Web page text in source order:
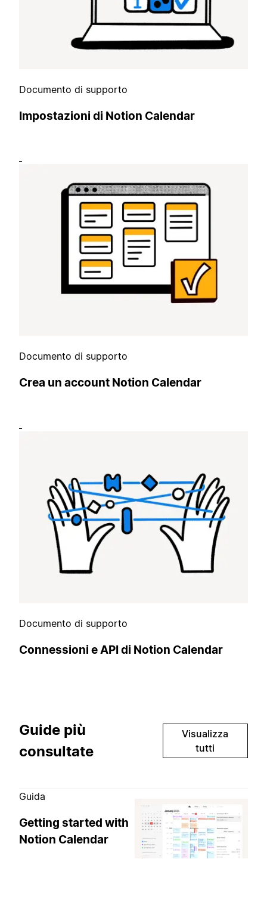
Documento di supporto
Impostazioni di Notion Calendar
Documento di supporto
Crea un account Notion Calendar
Documento di supporto
Connessioni e API di Notion Calendar
Guide più
consultate
Visualizza
tutti
Guida
Getting started with
Notion Calendar